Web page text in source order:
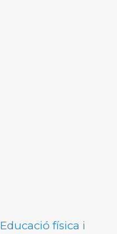
Educació física i